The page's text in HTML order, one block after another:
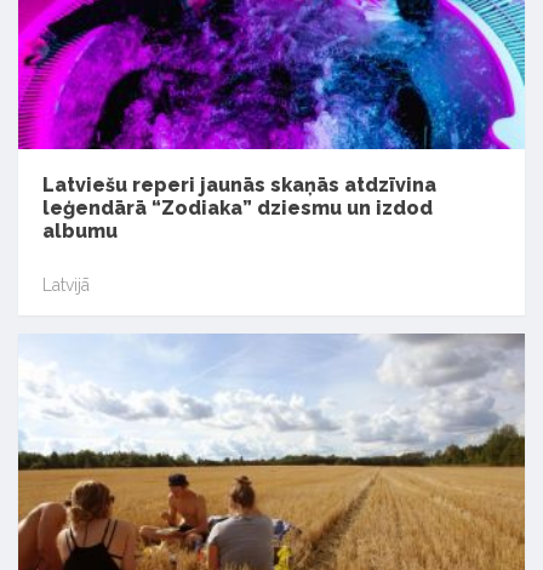
Latviešu reperi jaunās skaņās atdzīvina
leģendārā “Zodiaka” dziesmu un izdod
albumu
Latvijā